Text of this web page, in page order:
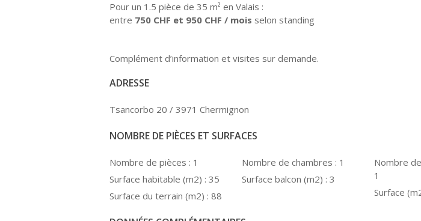
Pour un 1.5 pièce de 35 m² en Valais :
entre 750 CHF et 950 CHF / mois selon standing
Complément d’information et visites sur demande.
ADRESSE
Tsancorbo 20 / 3971 Chermignon
NOMBRE DE PIÈCES ET SURFACES
Nombre de pièces : 1
Surface habitable (m2) : 35
Surface du terrain (m2) : 88
Nombre de chambres : 1
Surface balcon (m2) : 3
Nombre
1
Surface